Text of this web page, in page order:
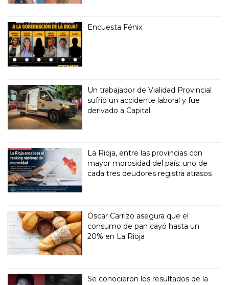
Encuesta Fénix
Un trabajador de Vialidad Provincial
sufrió un accidente laboral y fue
derivado a Capital
La Rioja, entre las provincias con
mayor morosidad del país: uno de
cada tres deudores registra atrasos
Óscar Carrizo asegura que el
consumo de pan cayó hasta un
20% en La Rioja
Se conocieron los resultados de la